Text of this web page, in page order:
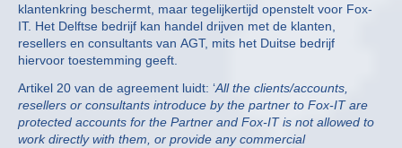
klantenkring beschermt, maar tegelijkertijd openstelt voor Fox-
IT. Het Delftse bedrijf kan handel drijven met de klanten,
resellers en consultants van AGT, mits het Duitse bedrijf
hiervoor toestemming geeft.
Artikel 20 van de agreement luidt: ‘All the clients/accounts,
resellers or consultants introduce by the partner to Fox-IT are
protected accounts for the Partner and Fox-IT is not allowed to
work directly with them, or provide any commercial